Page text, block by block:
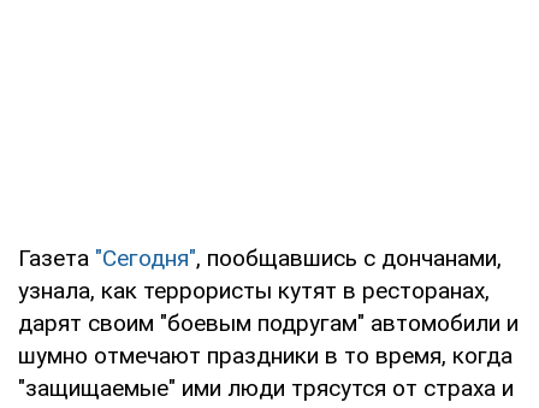
Газета "Сегодня", пообщавшись с дончанами,
узнала, как террористы кутят в ресторанах,
дарят своим "боевым подругам" автомобили и
шумно отмечают праздники в то время, когда
"защищаемые" ими люди трясутся от страха и